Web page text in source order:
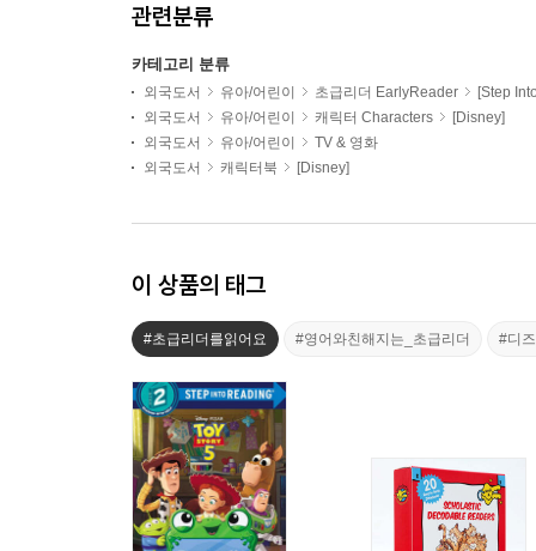
관련분류
카테고리 분류
외국도서 유아/어린이 초급리더 EarlyReader
[Step
외국도서
유아/어린이 캐릭터 Characters
[Disney]
외국도서
유아/어린이
TV & 영화
외국도서
캐릭터북 [Disney]
이 상품의 태그
#초급리더를읽어요 #영어와친해지는_초급리더 #디